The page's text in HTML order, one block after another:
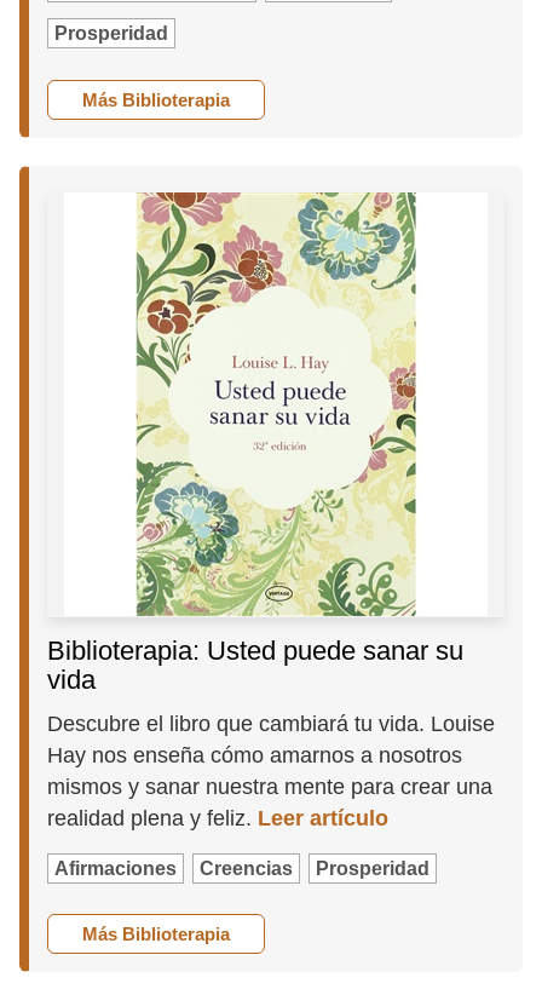
Prosperidad
Más Biblioterapia
Biblioterapia: Usted puede sanar su
vida
Descubre el libro que cambiará tu vida. Louise
Hay nos enseña cómo amarnos a nosotros
mismos y sanar nuestra mente para crear una
realidad plena y feliz. Leer artículo
Afirmaciones Creencias Prosperidad
Más Biblioterapia